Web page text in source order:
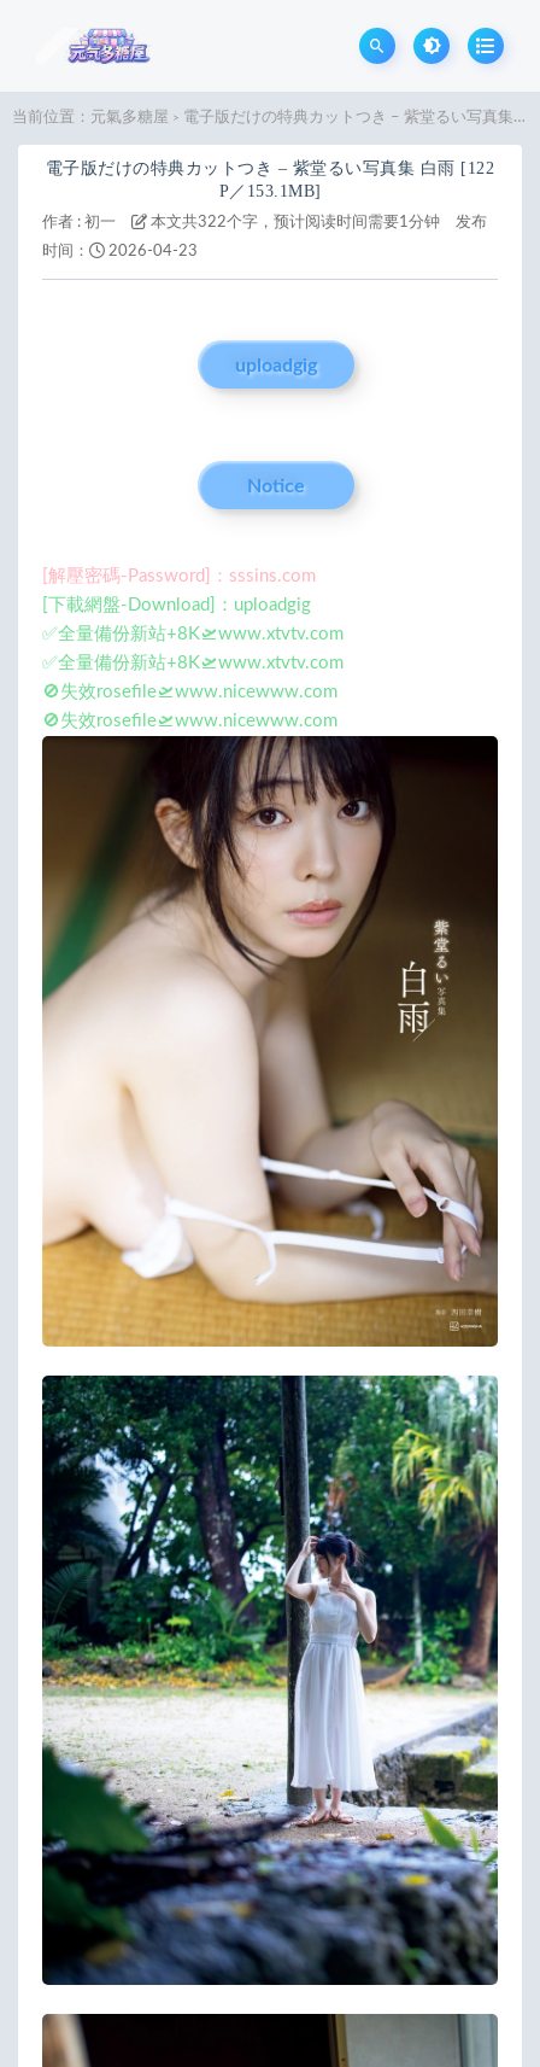
当前位置： 元氣多糖屋 > 電子版だけの特典カットつき – 紫堂るい写真集 白雨 [122P／153.1MB]
電子版だけの特典カットつき – 紫堂るい写真集 白雨 [122
P／153.1MB]
作者 : 初一 本文共322个字，预计阅读时间需要1分钟
发布
时间：
2026-04-23
uploadgig
Notice
[解壓密碼-Password]：sssins.com
[下載網盤-Download]：uploadgig
✅全量備份新站+8K🛫www.xtvtv.com
✅全量備份新站+8K🛫www.xtvtv.com
🚫失效rosefile🛫www.nicewww.com
🚫失效rosefile🛫www.nicewww.com